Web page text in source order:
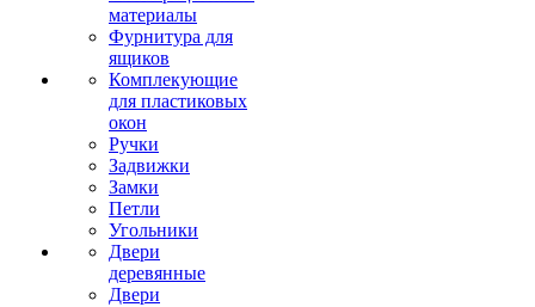
материалы
Фурнитура для
ящиков
Комплекующие
для пластиковых
окон
Ручки
Задвижки
Замки
Петли
Угольники
Двери
деревянные
Двери